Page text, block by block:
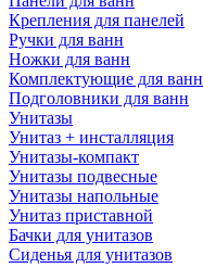
Крепления для панелей
Ручки для ванн
Ножки для ванн
Комплектующие для ванн
Подголовники для ванн
Унитазы
Унитаз + инсталляция
Унитазы-компакт
Унитазы подвесные
Унитазы напольные
Унитаз приставной
Бачки для унитазов
Сиденья для унитазов